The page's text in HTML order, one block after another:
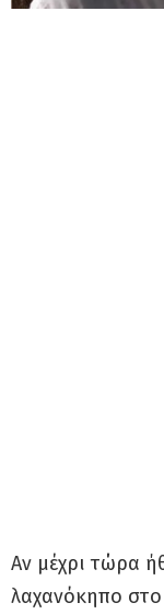
Αν μέχρι τώρα
λαχανόκηπο